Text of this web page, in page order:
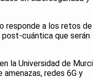
responde a los retos de
cuántica que serán
la Universidad de
redes 6G y